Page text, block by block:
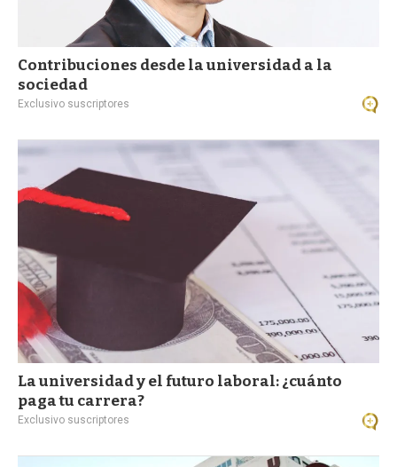
Contribuciones desde la universidad a la
sociedad
Exclusivo suscriptores
La universidad y el futuro laboral: ¿cuánto
paga tu carrera?
Exclusivo suscriptores